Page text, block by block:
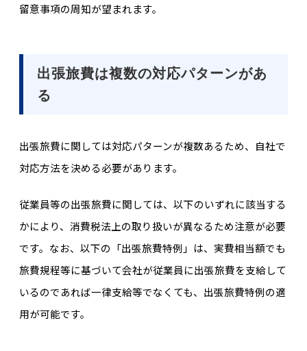
留意事項の周知が望まれます。
出張旅費は複数の対応パターンがあ
る
出張旅費に関しては対応パターンが複数あるため、自社で
対応方法を決める必要があります。
従業員等の出張旅費に関しては、以下のいずれに該当する
かにより、消費税法上の取り扱いが異なるため注意が必要
です。なお、以下の「出張旅費特例」は、実費相当額でも
旅費規程等に基づいて会社が従業員に出張旅費を支給して
いるのであれば一律支給等でなくても、出張旅費特例の適
用が可能です。